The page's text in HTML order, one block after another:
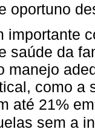
oportuno
importante
saúde da
manejo
como a
até 21%
sem a